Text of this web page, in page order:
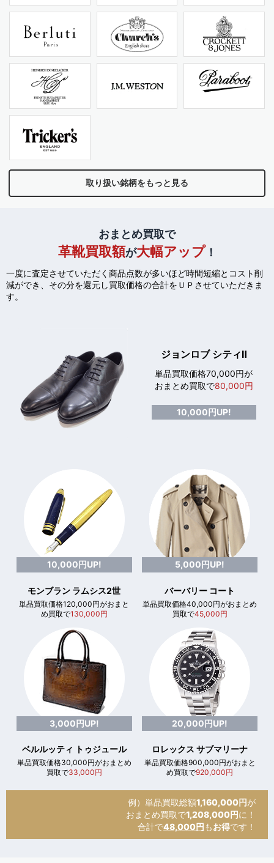
取り扱い銘柄をもっと見る
おまとめ買取で
革靴買取額が大幅アップ！
一度に査定させていただく商品点数が多いほど時間短縮とコスト削
減ができ、 その分を還元し買取価格の合計をＵＰさせていただきま
す。
ジョンロブ シティⅡ
単品買取価格70,000円が
おまとめ買取で80,000円
10,000円UP!
10,000円UP!
モンブラン ラムシス2世
単品買取価格120,000円がおまと
め買取で130,000円
5,000円UP!
バーバリー コート
単品買取価格40,000円がおまとめ
買取で45,000円
3,000円UP!
ベルルッティ トゥジュール
単品買取価格30,000円がおまとめ
買取で33,000円
20,000円UP!
ロレックス サブマリーナ
単品買取価格900,000円がおまと
め買取で920,000円
例）単品買取総額1,160,000円が
おまとめ買取で1,208,000円に！
合計で48,000円 もお得です！